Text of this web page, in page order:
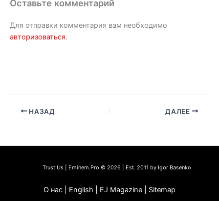
Оставьте комментарий
Для отправки комментария вам необходимо
авторизоваться.
НАЗАД ДАЛЕЕ
Trust Us | Eminem.Pro © 2026 | Est. 2011 by Igor Basenko
О нас | English | EJ Magazine | Sitemap